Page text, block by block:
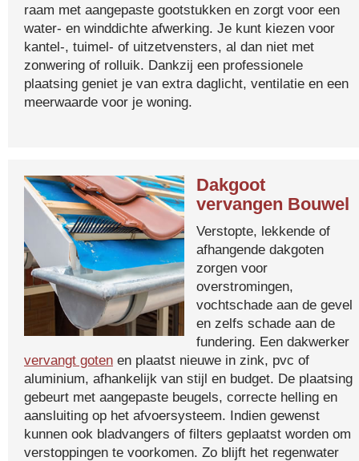
raam met aangepaste gootstukken en zorgt voor een
water- en winddichte afwerking. Je kunt kiezen voor
kantel-, tuimel- of uitzetvensters, al dan niet met
zonwering of rolluik. Dankzij een professionele
plaatsing geniet je van extra daglicht, ventilatie en een
meerwaarde voor je woning.
Dakgoot
vervangen Bouwel
Verstopte, lekkende of
afhangende dakgoten
zorgen voor
overstromingen,
vochtschade aan de gevel
en zelfs schade aan de
fundering. Een dakwerker
vervangt goten en plaatst nieuwe in zink, pvc of
aluminium, afhankelijk van stijl en budget. De plaatsing
gebeurt met aangepaste beugels, correcte helling en
aansluiting op het afvoersysteem. Indien gewenst
kunnen ook bladvangers of filters geplaatst worden om
verstoppingen te voorkomen. Zo blijft het regenwater